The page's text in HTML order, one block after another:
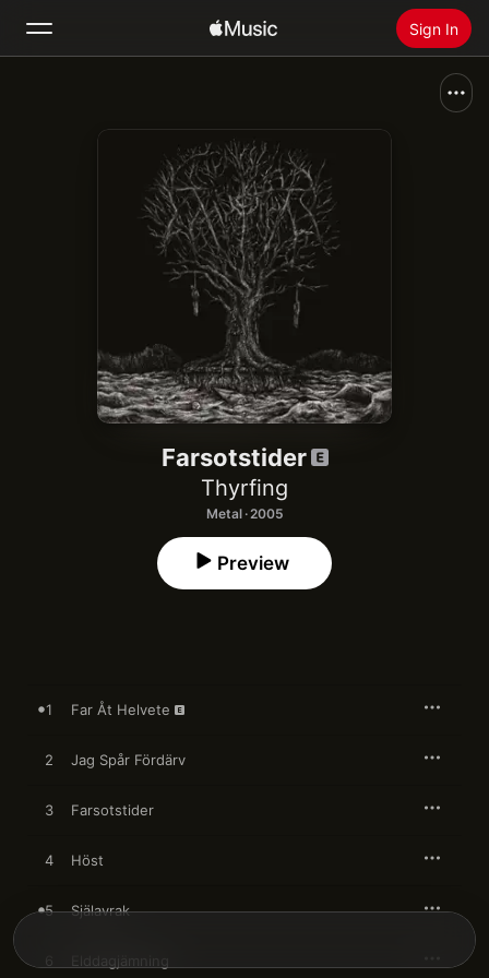
Sign In
Install Apple Music
Farsotstider
Thyrfing
Metal · 2005
Preview
1 Far Åt Helvete
2 Jag Spår Fördärv
3 Farsotstider
4 Höst
5 Själavrak
6 Elddagjämning